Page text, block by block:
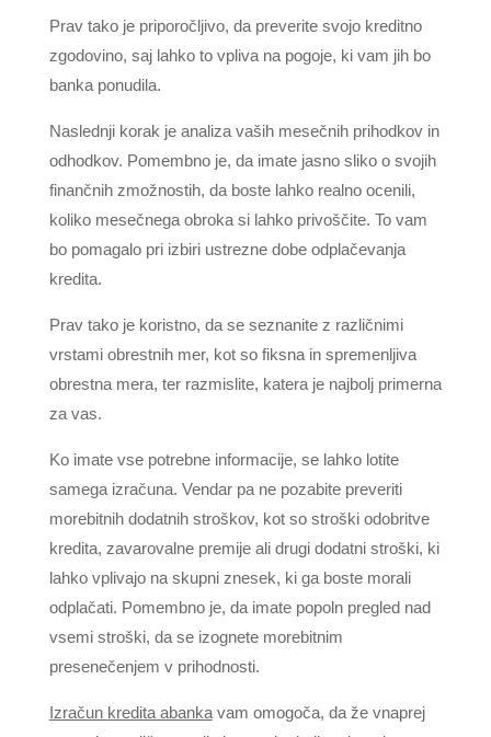
Prav tako je priporočljivo, da preverite svojo kreditno
zgodovino, saj lahko to vpliva na pogoje, ki vam jih bo
banka ponudila.
Naslednji korak je analiza vaših mesečnih prihodkov in
odhodkov. Pomembno je, da imate jasno sliko o svojih
finančnih zmožnostih, da boste lahko realno ocenili,
koliko mesečnega obroka si lahko privoščite. To vam
bo pomagalo pri izbiri ustrezne dobe odplačevanja
kredita.
Prav tako je koristno, da se seznanite z različnimi
vrstami obrestnih mer, kot so fiksna in spremenljiva
obrestna mera, ter razmislite, katera je najbolj primerna
za vas.
Ko imate vse potrebne informacije, se lahko lotite
samega izračuna. Vendar pa ne pozabite preveriti
morebitnih dodatnih stroškov, kot so stroški odobritve
kredita, zavarovalne premije ali drugi dodatni stroški, ki
lahko vplivajo na skupni znesek, ki ga boste morali
odplačati. Pomembno je, da imate popoln pregled nad
vsemi stroški, da se izognete morebitnim
presenečenjem v prihodnosti.
Izračun kredita abankavam omogoča, da že vnaprej